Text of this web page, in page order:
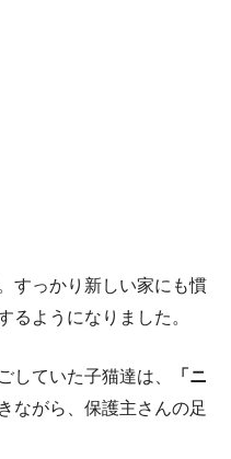
すっかり新しい家にも慣
るようになりました。
していた子猫達は、
「ニ
ながら、保護主さんの足